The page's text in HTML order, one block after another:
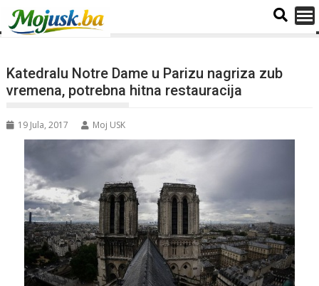
Katedralu Notre Dame u Parizu nagriza zub
vremena, potrebna hitna restauracija
19 Jula, 2017 Moj USK